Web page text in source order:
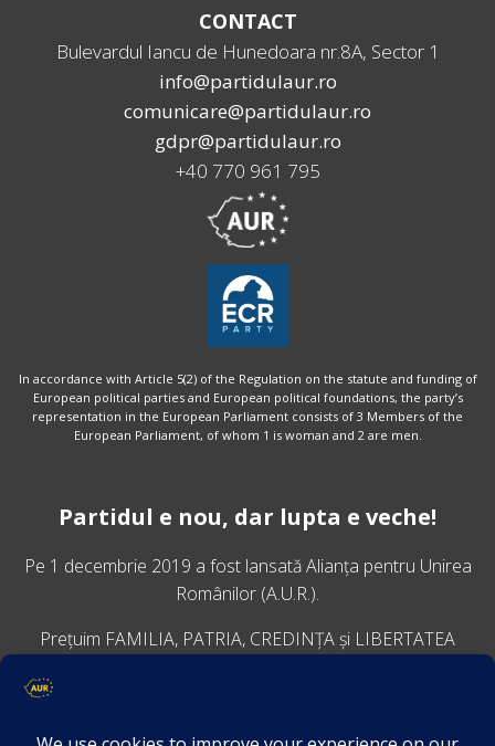
CONTACT
Bulevardul Iancu de Hunedoara nr.8A, Sector 1
info@partidulaur.ro
comunicare@partidulaur.ro
gdpr@partidulaur.ro
+40 770 961 795
In accordance with Article 5(2) of the Regulation on the statute and funding of
European political parties and European political foundations, the party’s
representation in the European Parliament consists of 3 Members of the
European Parliament, of whom 1 is woman and 2 are men.
Partidul e nou, dar lupta e veche!
Pe 1 decembrie 2019 a fost lansatăAlianța pentru Unirea
Românilor (A.U.R.).
Prețuim FAMILIA, PATRIA, CREDINȚA și LIBERTATEA